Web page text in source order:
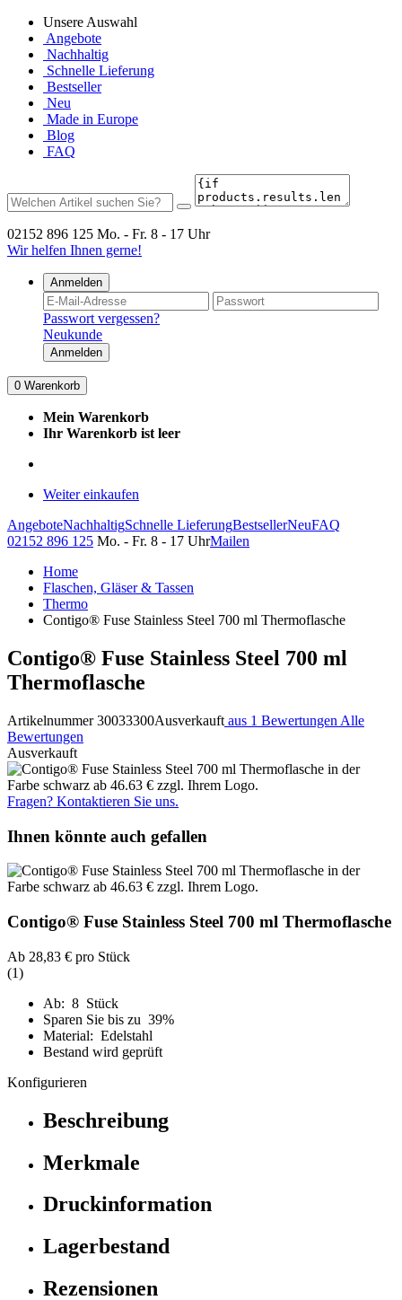
Unsere Auswahl
Angebote
Nachhaltig
Schnelle Lieferung
Bestseller
Neu
Made in Europe
Blog
FAQ
02152 896 125 Mo. - Fr. 8 - 17 Uhr
Wir helfen Ihnen gerne!
Anmelden
Passwort vergessen?
Neukunde
Anmelden
0 Warenkorb
Mein Warenkorb
Ihr Warenkorb ist leer
Weiter einkaufen
AngeboteNachhaltigSchnelle LieferungBestsellerNeuFAQ
02152 896 125 Mo. - Fr. 8 - 17 UhrMailen
Home
Flaschen, Gläser & Tassen
Thermo
Contigo® Fuse Stainless Steel 700 ml Thermoflasche
Contigo® Fuse Stainless Steel 700 ml
Thermoflasche
Artikelnummer 30033300Ausverkauft aus 1 Bewertungen Alle
Bewertungen
Ausverkauft
Fragen? Kontaktieren Sie uns.
Ihnen könnte auch gefallen
Contigo® Fuse Stainless Steel 700 ml Thermoflasche
Ab 28,83 € pro Stück
(1)
Ab: 8 Stück
Sparen Sie bis zu 39%
Material: Edelstahl
Bestand wird geprüft
Konfigurieren
Beschreibung
Merkmale
Druckinformation
Lagerbestand
Rezensionen